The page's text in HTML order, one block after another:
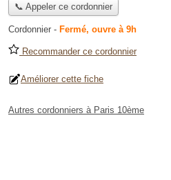
📞 Appeler ce cordonnier
Cordonnier - Fermé, ouvre à 9h
Recommander ce cordonnier
Améliorer cette fiche
Autres cordonniers à Paris 10ème